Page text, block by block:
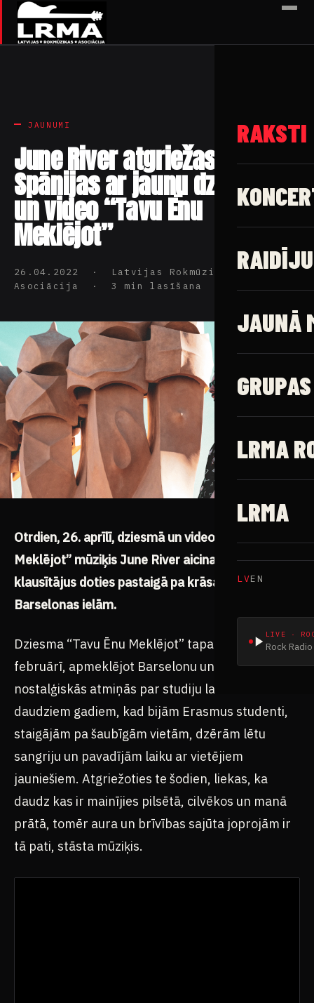
✕
RAKSTI
JAUNĀ
GRUPAS
LRMA
LRMA
LVEN
LIVE ·
Rock
JAUNUMI
June River atgriežas no
Spānijas ar jaunu dziesmu
un video “Tavu Ēnu
Meklējot”
26.04.2022 · Latvijas Rokmūzikas
Asociācija · 3 min lasīšana
Otrdien, 26. aprīlī, dziesmā un video
Meklējot” mūziķis June River aicina savus
klausītājus doties pastaigā pa krāsainajām
Barselonas ielām.
Dziesma “Tavu Ēnu Meklējot” tapa šī gada
februārī, apmeklējot Barselonu un gremdējoties
nostalģiskās atmiņās par studiju laiku. Pirms
daudziem gadiem, kad bijām Erasmus studenti,
staigājām pa šaubīgām vietām, dzērām lētu
sangriju un pavadījām laiku ar vietējiem
jauniešiem. Atgriežoties te šodien, liekas, ka
daudz kas ir mainījies pilsētā, cilvēkos un manā
prātā, tomēr aura un brīvības sajūta joprojām ir
tā pati, stāsta mūziķis.